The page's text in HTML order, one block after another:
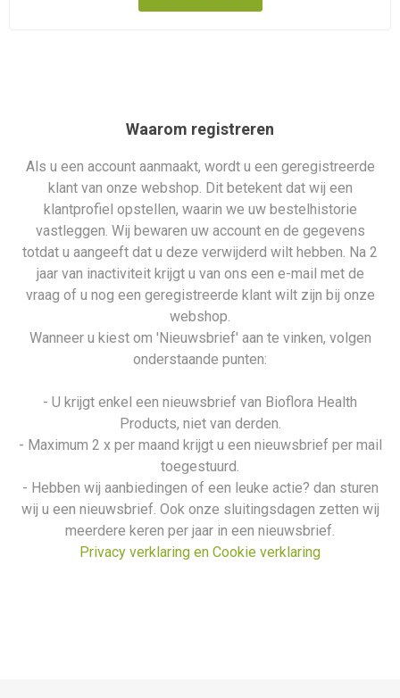
Waarom registreren
Als u een account aanmaakt, wordt u een geregistreerde
klant van onze webshop. Dit betekent dat wij een
klantprofiel opstellen, waarin we uw bestelhistorie
vastleggen. Wij bewaren uw account en de gegevens
totdat u aangeeft dat u deze verwijderd wilt hebben. Na 2
jaar van inactiviteit krijgt u van ons een e-mail met de
vraag of u nog een geregistreerde klant wilt zijn bij onze
webshop.
Wanneer u kiest om 'Nieuwsbrief' aan te vinken, volgen
onderstaande punten:
- U krijgt enkel een nieuwsbrief van Bioflora Health
Products, niet van derden.
- Maximum 2 x per maand krijgt u een nieuwsbrief per mail
toegestuurd.
- Hebben wij aanbiedingen of een leuke actie? dan sturen
wij u een nieuwsbrief. Ook onze sluitingsdagen zetten wij
meerdere keren per jaar in een nieuwsbrief.
Privacy verklaring en Cookie verklaring